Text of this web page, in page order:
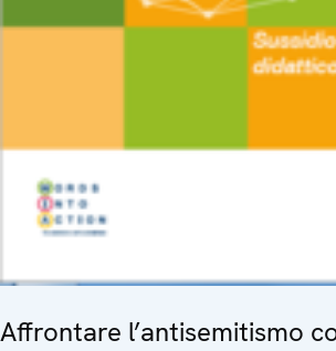
Affrontare l’antisemitismo